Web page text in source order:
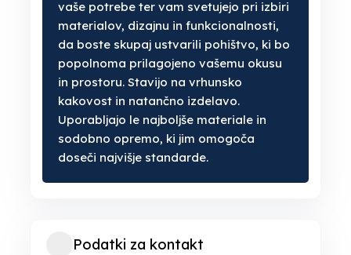
vaše potrebe ter vam svetujejo pri izbiri
materialov, dizajnu in funkcionalnosti,
da boste skupaj ustvarili pohištvo, ki bo
popolnoma prilagojeno vašemu okusu
in prostoru. Stavijo na vrhunsko
kakovost in natančno izdelavo.
Uporabljajo le najboljše materiale in
sodobno opremo, ki jim omogoča
doseči najvišje standarde.
Podatki za kontakt